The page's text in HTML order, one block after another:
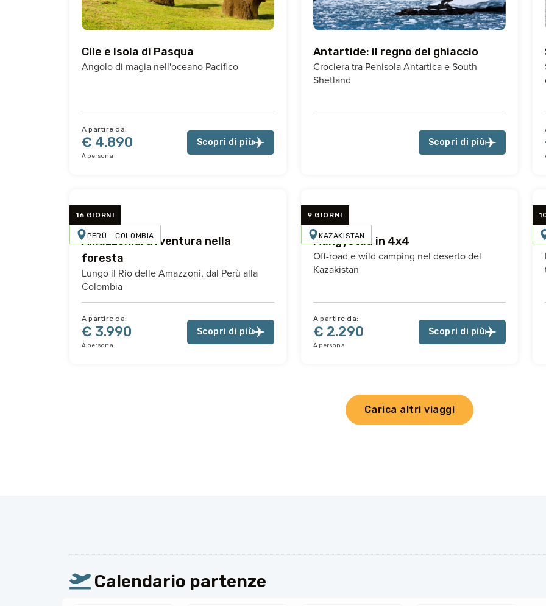
Cile e Isola di Pasqua
Angolo di magia nell'oceano Pacifico
A partire da:
€ 4.890
A persona
Scopri di più
Antartide: il regno del ghiaccio
Crociera tra Penisola Antartica e South
Shetland
Scopri di più
16 GIORNI
PERÙ - COLOMBIA
Amazzonia: avventura nella
foresta
Lungo il Rio delle Amazzoni, dal Perù alla
Colombia
A partire da:
€ 3.990
A persona
Scopri di più
9 GIORNI
KAZAKISTAN
Mangystau in 4x4
Off-road e wild camping nel deserto del
Kazakistan
A partire da:
€ 2.290
A persona
Scopri di più
Carica altri viaggi
Calendario partenze